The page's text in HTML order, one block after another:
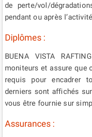
de perte/vol/
pendant ou après
Diplômes :
BUENA VISTA
moniteurs et assure que
requis pour encadrer
derniers sont affichés
vous être fournie sur
Assurances :